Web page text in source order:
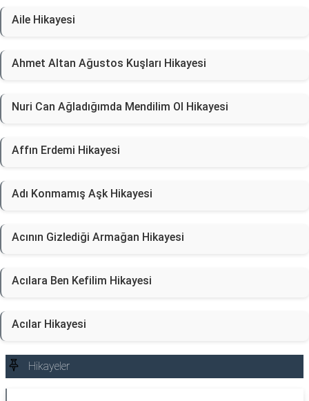
Aile Hikayesi
Ahmet Altan Ağustos Kuşları Hikayesi
Nuri Can Ağladığımda Mendilim Ol Hikayesi
Affın Erdemi Hikayesi
Adı Konmamış Aşk Hikayesi
Acının Gizlediği Armağan Hikayesi
Acılara Ben Kefilim Hikayesi
Acılar Hikayesi
Hikayeler